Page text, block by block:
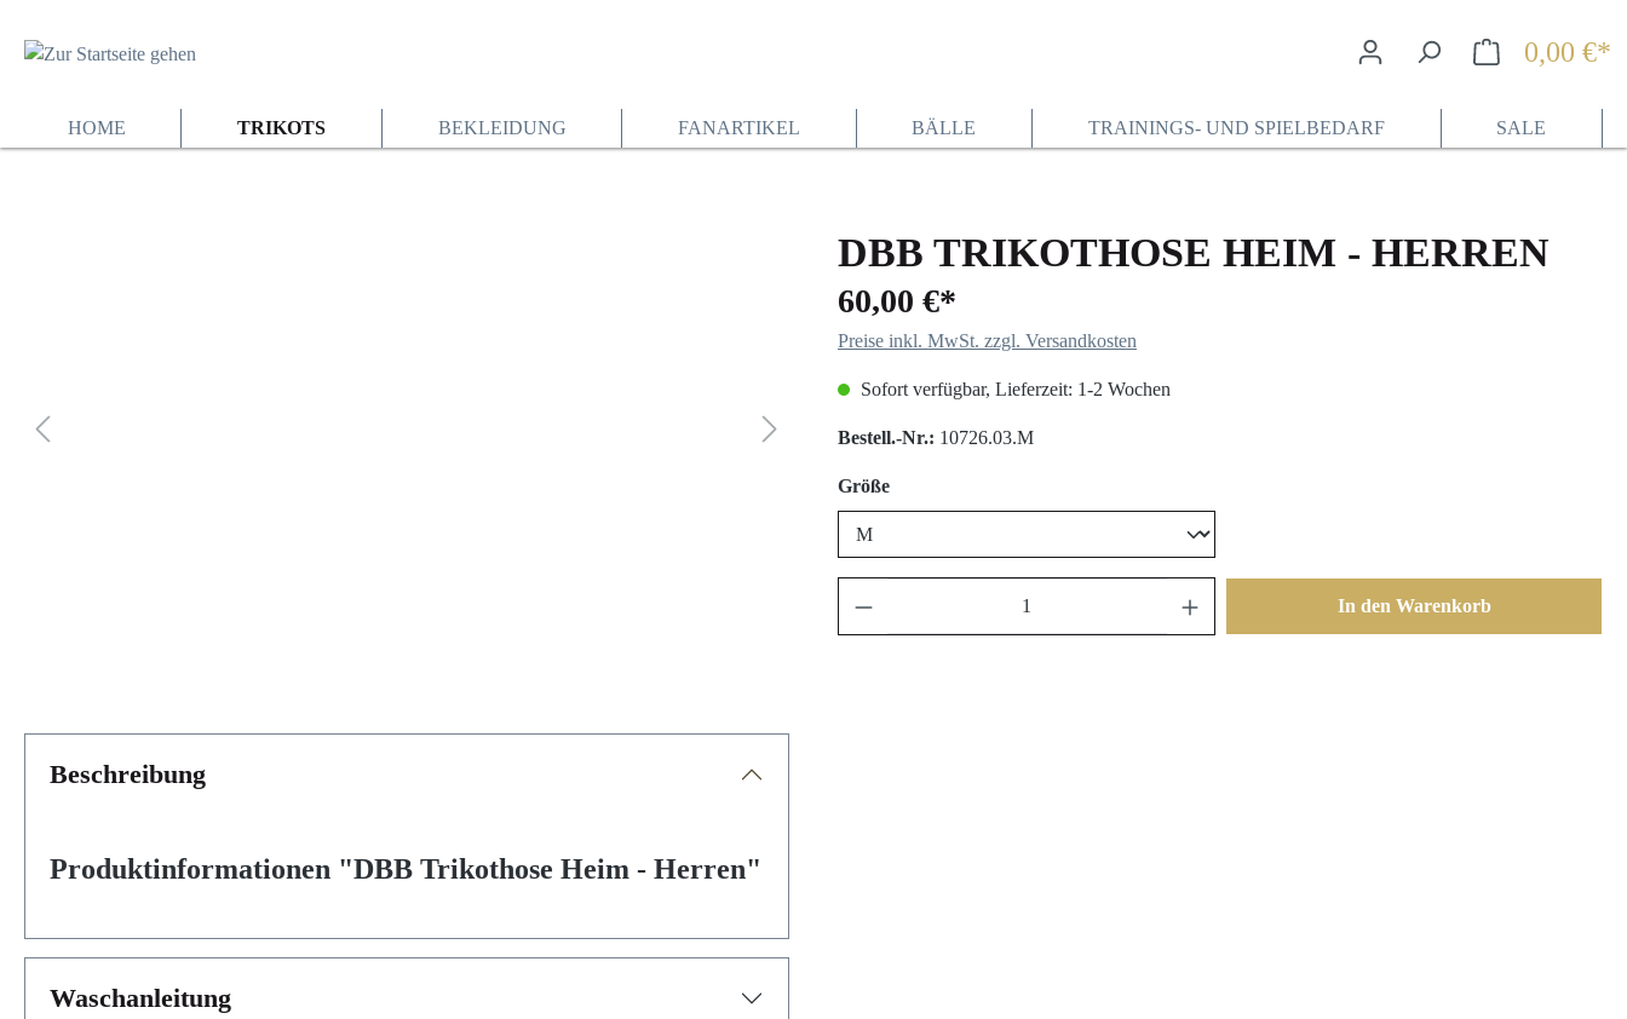
0,00 €*
HOME TRIKOTS BEKLEIDUNG FANARTIKEL BÄLLE TRAININGS- UND SPIELBEDARF SALE
DBB TRIKOTHOSE HEIM - HERREN
60,00 €*
Preise inkl. MwSt. zzgl. Versandkosten
Sofort verfügbar, Lieferzeit: 1-2 Wochen
Bestell.-Nr.: 10726.03.M
Größeauswählen
In den Warenkorb
Beschreibung
Produktinformationen "DBB Trikothose Heim - Herren"
Waschanleitung